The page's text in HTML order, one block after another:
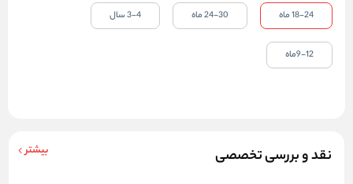
نقد و بررسی تخصصی بیشتر
18-24 ماه 24-30 ماه 3-4 سال
9-12ماه